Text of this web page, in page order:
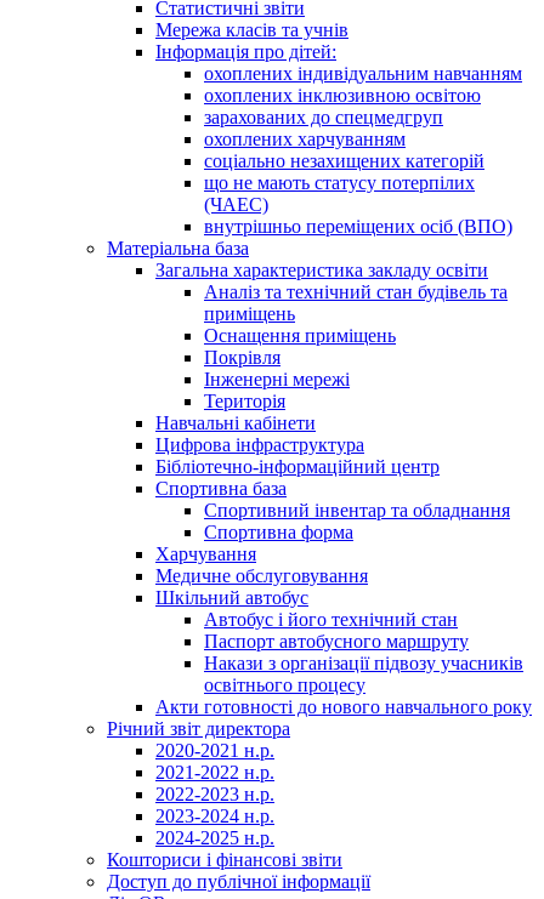
Статистичні звіти
Мережа класів та учнів
Інформація про дітей:
охоплених індивідуальним навчанням
охоплених інклюзивною освітою
зарахованих до спецмедгруп
охоплених харчуванням
соціально незахищених категорій
що не мають статусу потерпілих
(ЧАЕС)
внутрішньо переміщених осіб (ВПО)
Матеріальна база
Загальна характеристика закладу освіти
Аналіз та технічний стан будівель та
приміщень
Оснащення приміщень
Покрівля
Інженерні мережі
Територія
Навчальні кабінети
Цифрова інфраструктура
Бібліотечно-інформаційний центр
Спортивна база
Спортивний інвентар та обладнання
Спортивна форма
Харчування
Медичне обслуговування
Шкільний автобус
Автобус і його технічний стан
Паспорт автобусного маршруту
Накази з організації підвозу учасників
освітнього процесу
Акти готовності до нового навчального року
Річний звіт директора
2020-2021 н.р.
2021-2022 н.р.
2022-2023 н.р.
2023-2024 н.р.
2024-2025 н.р.
Кошториси і фінансові звіти
Доступ до публічної інформації